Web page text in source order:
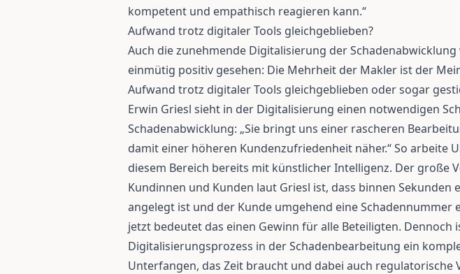
kompetent und empathisch reagieren kann.“
Aufwand trotz digitaler Tools gleichgeblieben?
Auch die zunehmende Digitalisierung der
einmütig positiv gesehen: Die Mehrheit der Makler ist der
Aufwand trotz digitaler Tools gleichgeblieben oder sogar
Erwin Griesl sieht in der Digitalisierung einen notwendigen
Schadenabwicklung: „Sie bringt uns einer rascheren
damit einer höheren Kundenzufriedenheit näher.“ So arbeite
diesem Bereich bereits mit künstlicher Intelligenz. Der große
Kundinnen und Kunden laut Griesl ist, dass binnen Sekunden
angelegt ist und der Kunde umgehend eine Schadennummer
jetzt bedeutet das einen Gewinn für alle Beteiligten. Dennoch
Digitalisierungsprozess in der Schadenbearbeitung ein
Unterfangen, das Zeit braucht und dabei auch regulatorische